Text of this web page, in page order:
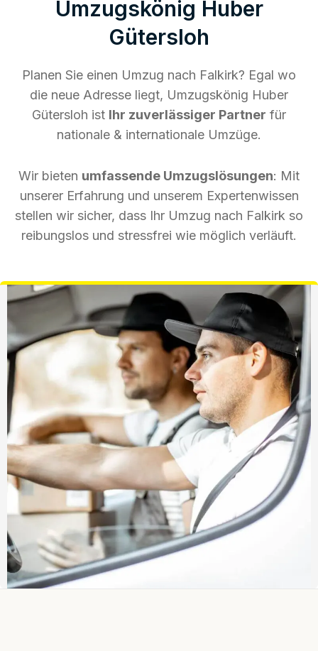
Umzugskönig Huber
Gütersloh
Planen Sie einen Umzug nach Falkirk? Egal wo
die neue Adresse liegt, Umzugskönig Huber
Gütersloh ist Ihr zuverlässiger Partner für
nationale & internationale Umzüge.
Wir bieten umfassende Umzugslösungen: Mit
unserer Erfahrung und unserem Expertenwissen
stellen wir sicher, dass Ihr Umzug nach Falkirk so
reibungslos und stressfrei wie möglich verläuft.